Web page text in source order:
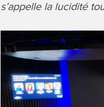
s’appelle la lucidité